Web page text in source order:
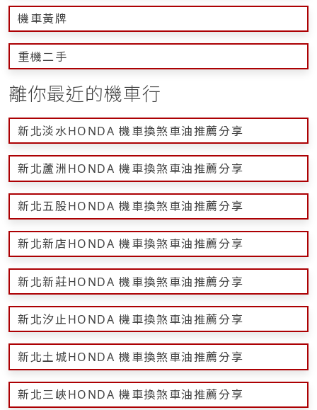
機車黃牌
重機二手
離你最近的機車行
新北淡水HONDA 機車換煞車油推薦分享
新北蘆洲HONDA 機車換煞車油推薦分享
新北五股HONDA 機車換煞車油推薦分享
新北新店HONDA 機車換煞車油推薦分享
新北新莊HONDA 機車換煞車油推薦分享
新北汐止HONDA 機車換煞車油推薦分享
新北土城HONDA 機車換煞車油推薦分享
新北三峽HONDA 機車換煞車油推薦分享